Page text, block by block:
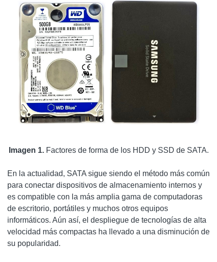
Imagen 1.Factores de forma de los HDD y SSD de SATA.
En la actualidad, SATA sigue siendo el método más común
para conectar dispositivos de almacenamiento internos y
es compatible con la más amplia gama de computadoras
de escritorio, portátiles y muchos otros equipos
informáticos. Aún así, el despliegue de tecnologías de alta
velocidad más compactas ha llevado a una disminución de
su popularidad.